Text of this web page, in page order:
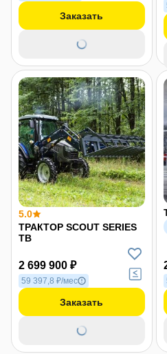
Заказать
5.0
ТРАКТОР SCOUT SERIES
TB
2 699 900 ₽
59 397,8 ₽/мес
Заказать